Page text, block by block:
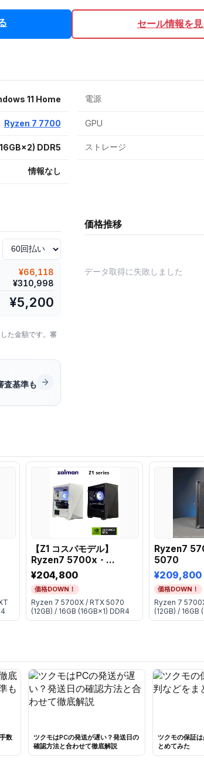
セール情報を
11 Home
Ryzen 7 7700
DDR5
情報なし
電源
GPU
ストレージ
¥66,118
¥310,998
¥5,200
た金額です。審
査基準も
価格推移
データ取得に失敗しました
【Z1 コスパモデル】
Ryzen7 5700x・
RTX5070
¥204,800
価格DOWN！
Ryzen 7 5700X / RTX 5070
(12GB) / 16GB (16GB×1) DDR4
Ryzen7
5070
¥209,800
価格DOWN！
Ryzen 7
(12GB) / 16GB
数
ツクモはPCの発送が遅い？発送日の
確認方法と合わせて徹底解説
ツクモの保証
とめてみた